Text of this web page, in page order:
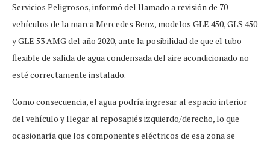
Servicios Peligrosos, informó del llamado a revisión de 70
vehículos de la marca Mercedes Benz, modelos GLE 450, GLS 450
y GLE 53 AMG del año 2020, ante la posibilidad de que el tubo
flexible de salida de agua condensada del aire acondicionado no
esté correctamente instalado.
Como consecuencia, el agua podría ingresar al espacio interior
del vehículo y llegar al reposapiés izquierdo/derecho, lo que
ocasionaría que los componentes eléctricos de esa zona se